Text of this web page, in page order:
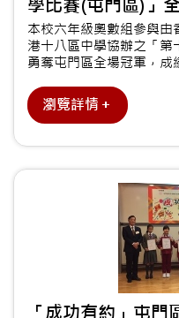
學比賽(屯門區)」
本校六年級奧數組參與由
港十八區中學協辦之「第
勇奪屯門區全場冠軍，成
瀏覽詳情＋
「成功有約」屯門